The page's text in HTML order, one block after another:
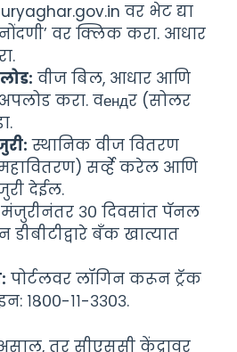
वर भेट द्या
वर क्लिक करा. आधार
वीज बिल, आधार आणि
करा. वендर (सोलर
स्थानिक वीज वितरण
सर्व्हे करेल आणि
देईल.
मंजुरीनंतर ३० दिवसांत पॅनल
डीबीटीद्वारे बँक खात्यात
पोर्टलवर लॉगिन करून ट्रॅक
१८००-११-३३०३.
तर सीएससी केंद्रावर